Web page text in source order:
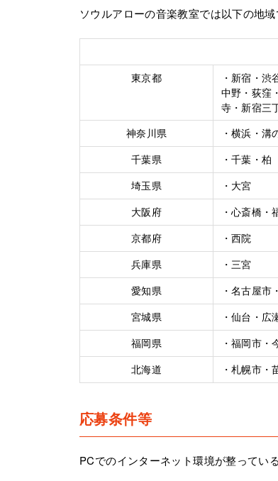
ソウルアローの音楽教室では以下の地
東京都
・新宿・
中野・荻窪
寺・新宿三
神奈川県
・横浜・
千葉県
・千葉・柏
埼玉県
・大宮
大阪府
・心斎橋
京都府
・西院
兵庫県
・三宮
愛知県
・名古屋市
宮城県
・仙台・広
福岡県
・福岡市
北海道
・札幌市・
応募条件等
PCでのインターネット環境が整ってい